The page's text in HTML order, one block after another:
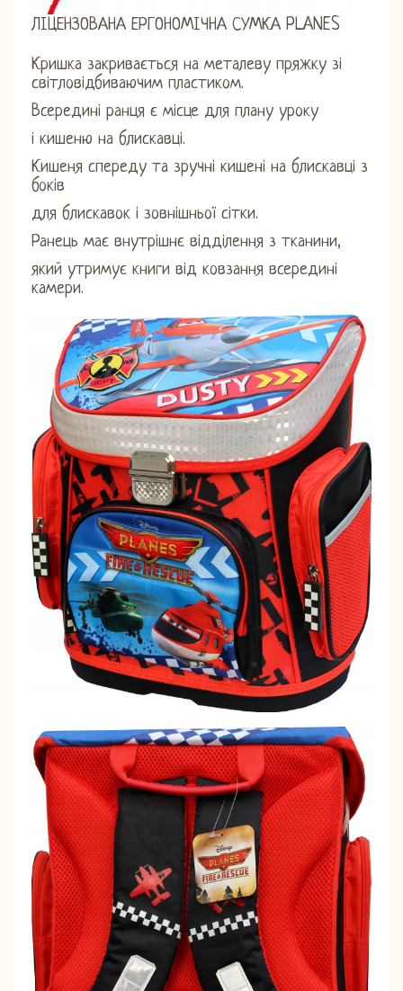
ЛІЦЕНЗОВАНА ЕРГОНОМІЧНА СУМКА PLANES
Кришка закривається на металеву пряжку зі
світловідбиваючим пластиком.
Всередині ранця є місце для плану уроку
і кишеню на блискавці.
Кишеня спереду та зручні кишені на блискавці з
боків
для блискавок і зовнішньої сітки.
Ранець має внутрішнє відділення з тканини,
який утримує книги від ковзання всередині
камери.